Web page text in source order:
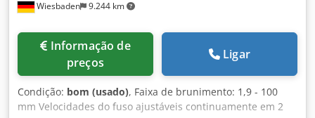
Wiesbaden 9.244 km
preços
Ligar
Condição: bom (usado), Faixa de brunimento: 1,9 - 100
mm Velocidades do fuso ajustáveis continuamente em 2